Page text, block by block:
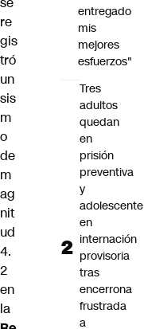
re
gis
tró
un
sis
m
o
de
m
ag
nit
ud
4.
2
en
la
entregado
mis
mejores
esfuerzos"
Tres
adultos
quedan
en
prisión
preventiva
y
adolescente
en
internación
provisoria
tras
encerrona
frustrada
a